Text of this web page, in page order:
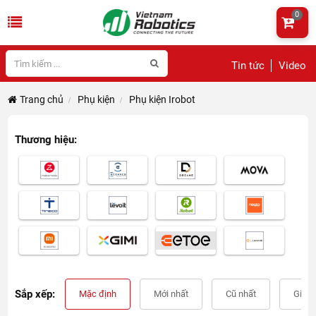
Tin tức Video
0
Trang chủ Phụ kiện Phụ kiện Irobot
Thương hiệu:
Sắp xếp: Mặc định Mới nhất Cũ nhất Giá